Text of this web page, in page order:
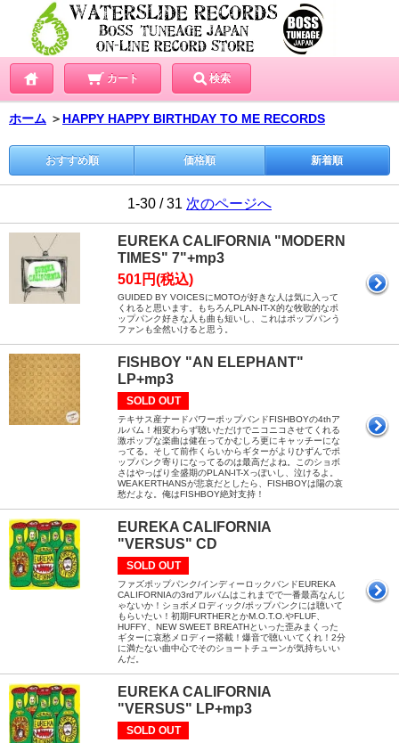
カート 検索
ホーム ＞ HAPPY HAPPY BIRTHDAY TO ME RECORDS
おすすめ順 価格順 新着順
1-30 / 31 次のページへ
EUREKA CALIFORNIA "MODERN
TIMES" 7"+mp3
501円(税込)
GUIDED BY VOICESにMOTOが好きな人は気に入って
くれると思います。もちろんPLAN-IT-X的な牧歌的なポ
ップパンク好きな人も曲も短いし、これはポップパンう
ファンも全然いけると思う。
FISHBOY "AN ELEPHANT"
LP+mp3
SOLD OUT
テキサス産ナードパワーポップバンドFISHBOYの4thア
ルバム！相変わらず聴いただけでニコニコさせてくれる
激ポップな楽曲は健在ってかむしろ更にキャッチーにな
ってる。そして前作くらいからギターがよりひずんでポ
ップパンク寄りになってるのは最高だよね。このショボ
さはやっぱり全盛期のPLAN-IT-Xっぽいし、泣けるよ。
WEAKERTHANSが悲哀だとしたら、FISHBOYは陽の哀
愁だよな。俺はFISHBOY絶対支持！
EUREKA CALIFORNIA
"VERSUS" CD
SOLD OUT
ファズポップパンク/インディーロックバンドEUREKA
CALIFORNIAの3rdアルバムはこれまでで一番最高なんじ
ゃないか！ショボメロディック/ポップパンクには聴いて
もらいたい！初期FURTHERとかM.O.T.O.やFLUF、
HUFFY、NEW SWEET BREATHといった歪みまくった
ギターに哀愁メロディー搭載！爆音で聴いいてくれ！2分
に満たない曲中心でそのショートチューンが気持ちいい
んだ。
EUREKA CALIFORNIA
"VERSUS" LP+mp3
SOLD OUT